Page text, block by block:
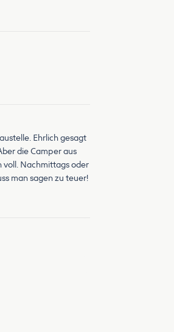
Ehrlich gesagt
die Camper aus
voll. Nachmittags oder
man sagen zu teuer!